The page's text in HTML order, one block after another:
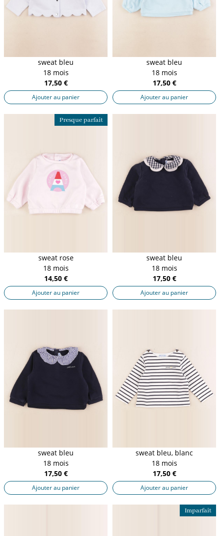
sweat bleu
18 mois
17,50 €
Ajouter au panier
sweat bleu
18 mois
17,50 €
Ajouter au panier
Presque parfait
sweat rose
18 mois
14,50 €
Ajouter au panier
sweat bleu
18 mois
17,50 €
Ajouter au panier
sweat bleu
18 mois
17,50 €
Ajouter au panier
sweat bleu, blanc
18 mois
17,50 €
Ajouter au panier
Imparfait